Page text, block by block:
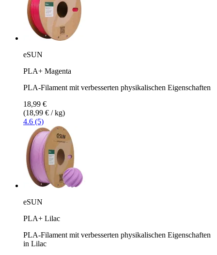
eSUN
PLA+ Magenta
PLA-Filament mit verbesserten physikalischen Eigenschaften
18,99 €
(18,99 € / kg)
4.6 (5)
eSUN
PLA+ Lilac
PLA-Filament mit verbesserten physikalischen Eigenschaften
in Lilac